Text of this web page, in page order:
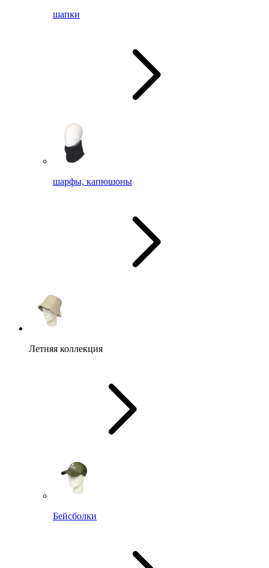
шапки
шарфы, капюшоны
Летняя коллекция
Бейсболки